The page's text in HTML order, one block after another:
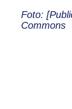
Foto:
Commons